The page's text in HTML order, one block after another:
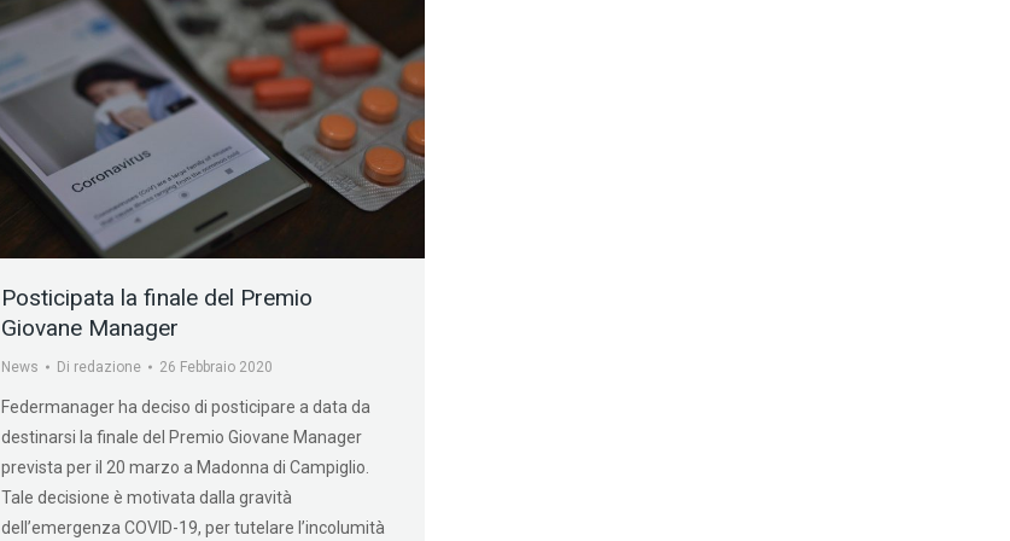
Posticipata la finale del Premio
Giovane Manager
News Di redazione 26 Febbraio 2020
Federmanager ha deciso di posticipare a data da
destinarsi la finale del Premio Giovane Manager
prevista per il 20 marzo a Madonna di Campiglio.
Tale decisione è motivata dalla gravità
dell’emergenza COVID-19, per tutelare l’incolumità